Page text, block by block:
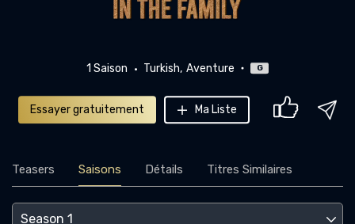
1 Saison Turkish Aventure G
Essayer gratuitement Ma Liste
Teasers Saisons Détails Titres Similaires